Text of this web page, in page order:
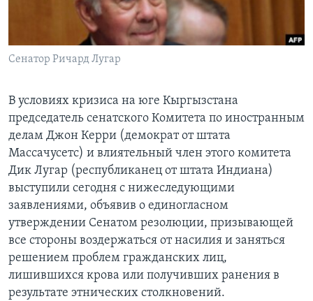
Learning English
СОЦИАЛЬНЫЕ СЕТИ
Языки
Сенатор Ричард Лугар
В условиях кризиса на юге Кыргызстана
председатель сенатского Комитета по иностранным
делам Джон Керри (демократ от штата
Массачусетс) и влиятельный член этого комитета
Дик Лугар (республиканец от штата Индиана)
выступили сегодня с нижеследующими
заявлениями, объявив о единогласном
утверждении Сенатом резолюции, призывающей
все стороны воздержаться от насилия и заняться
решением проблем гражданских лиц,
лишившихся крова или получивших ранения в
результате этнических столкновений.